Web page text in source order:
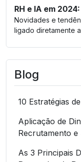
RH e IA em
Novidades e
ligado diretamente
Blog
10 Estratégias
Aplicação de
Recrutamento e
As 3 Principais